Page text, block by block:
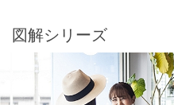
図解シリーズ